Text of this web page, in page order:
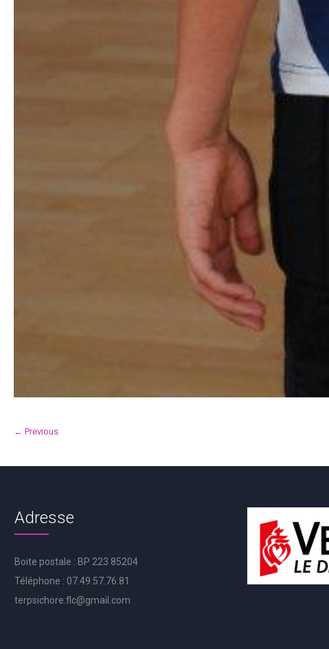
← Previous
Adresse
Boite postale : BP 223 85204
Téléphone : 07.49.57.76.81
terpsichore.flc@gmail.com